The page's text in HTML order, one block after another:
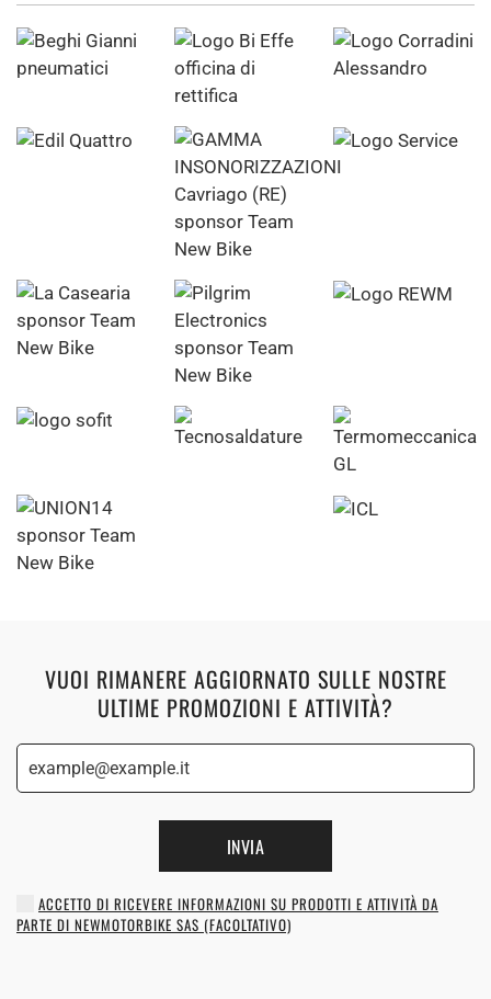
VUOI RIMANERE AGGIORNATO SULLE NOSTRE
ULTIME PROMOZIONI E ATTIVITÀ?
INVIA
ACCETTO DI RICEVERE INFORMAZIONI SU PRODOTTI E ATTIVITÀ DA
PARTE DI NEWMOTORBIKE SAS (FACOLTATIVO)